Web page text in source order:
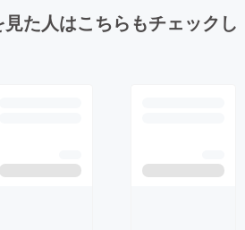
た人はこちらもチェックし